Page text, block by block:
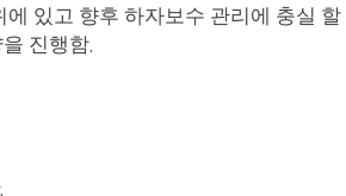
에 있고 향후 하자보수 관리에 충실 할
진행함.